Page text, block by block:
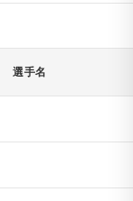
選手名